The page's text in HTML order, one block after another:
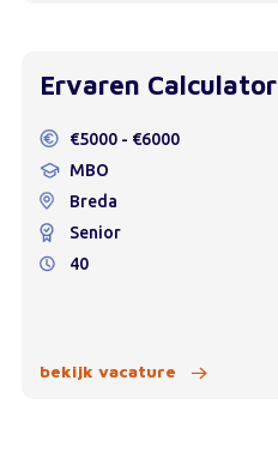
Ervaren Calculator
€5000 - €6000
MBO
Breda
Senior
40
bekijk vacature